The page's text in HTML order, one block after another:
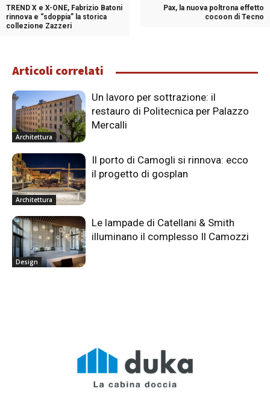
TREND X e X-ONE, Fabrizio Batoni
rinnova e “sdoppia” la storica
collezione Zazzeri
Pax, la nuova poltrona effetto
cocoon di Tecno
Articoli correlati
Architettura
Un lavoro per sottrazione: il
restauro di Politecnica per Palazzo
Mercalli
Architettura
Il porto di Camogli si rinnova: ecco
il progetto di gosplan
Design
Le lampade di Catellani & Smith
illuminano il complesso Il Camozzi